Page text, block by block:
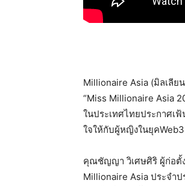
Millionaire Asia (มิลเลีย
“Miss Millionaire Asia
ในประเทศไทยประกาศเฟ้
ใจให้กับผู้หญิงในยุค
คุณชัญญา วิเศษศิริ ผู้ก่อตั้
Millionaire Asia ประจำป